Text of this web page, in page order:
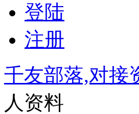
登陆
注册
千友部落,对接
人资料